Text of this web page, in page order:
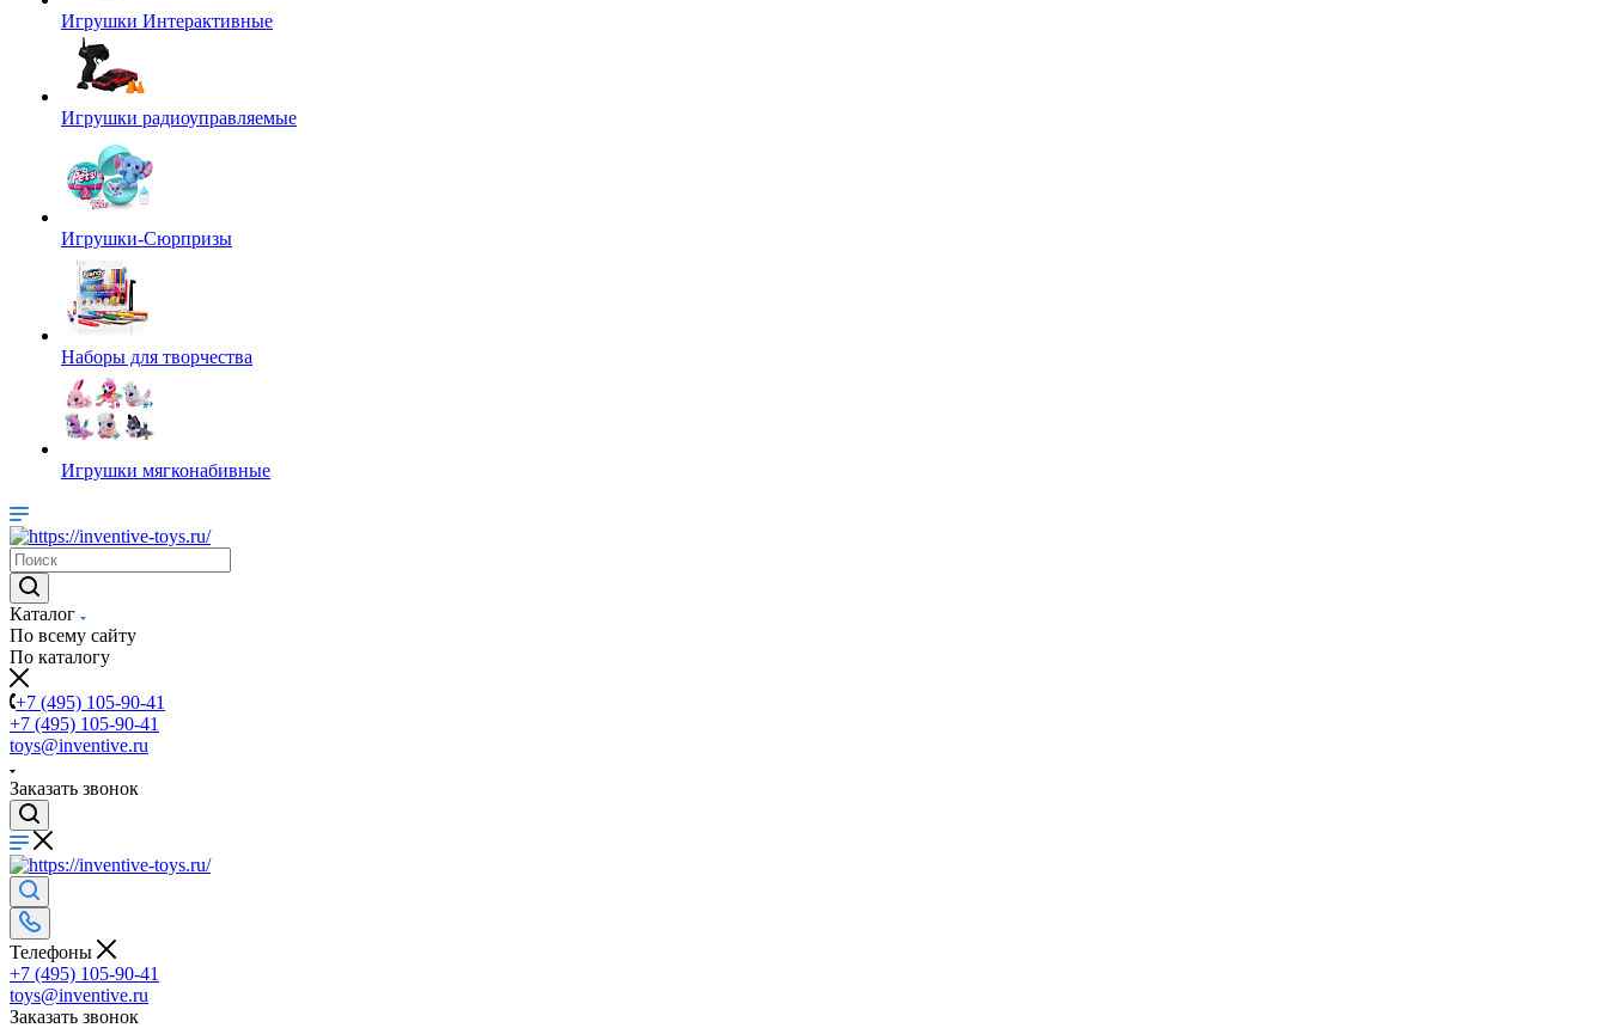
Игрушки Интерактивные
Игрушки радиоуправляемые
Игрушки-Сюрпризы
Наборы для творчества
Игрушки мягконабивные
Каталог
По всему сайту
По каталогу
+7 (495) 105-90-41
+7 (495) 105-90-41
toys@inventive.ru
Заказать звонок
Телефоны
+7 (495) 105-90-41
toys@inventive.ru
Заказать звонок